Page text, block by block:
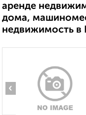
аренде
дома,
недвижимость в
‹